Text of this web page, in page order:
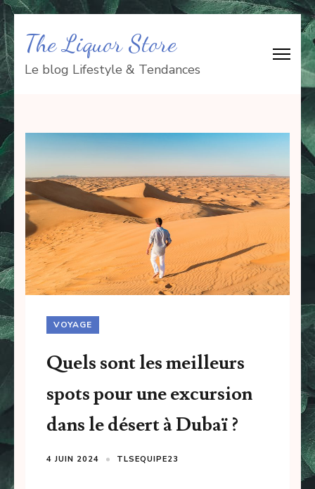
Aller
au
contenu
(Pressez
Entrée)
The Liquor Store
Le blog Lifestyle & Tendances
VOYAGE
Quels sont les meilleurs
spots pour une excursion
dans le désert à Dubaï ?
4 JUIN 2024 TLSEQUIPE23